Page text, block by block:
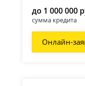
до 1 000 000
сумма кредита
Онлайн-